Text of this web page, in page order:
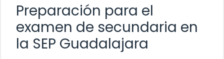
Preparación para el
examen de secundaria en
la SEP Guadalajara